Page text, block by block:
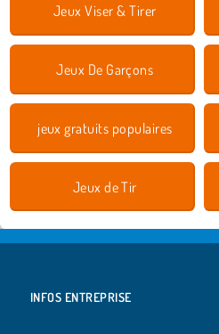
Jeux Viser & Tirer
Jeux De Garçons
jeux gratuits populaires
Jeux de Tir
INFOS ENTREPRISE